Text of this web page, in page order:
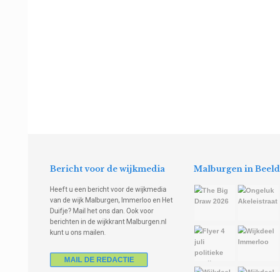
Bericht voor de wijkmedia
Heeft u een bericht voor de wijkmedia
van de wijk Malburgen, Immerloo en Het
Duifje? Mail het ons dan. Ook voor
berichten in de wijkkrant Malburgen.nl
kunt u ons mailen.
MAIL DE REDACTIE
Malburgen in Beeld